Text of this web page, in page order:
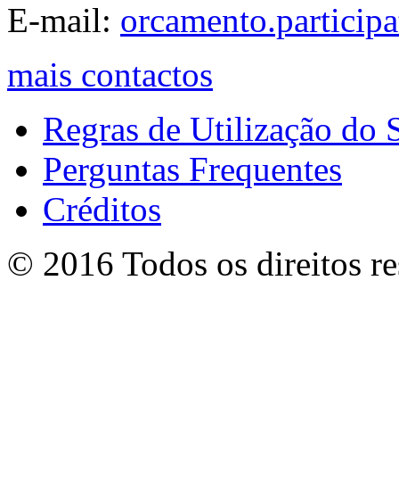
E-mail:
mais contactos
Regras de Utilização do
Perguntas Frequentes
Créditos
© 2016 Todos os direitos